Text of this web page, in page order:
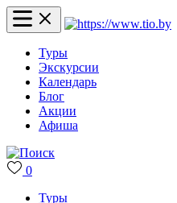
Туры
Экскурсии
Календарь
Блог
Акции
Афиша
0
Туры